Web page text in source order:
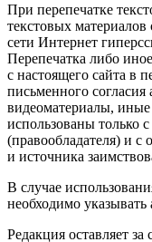
При перепечатке
текстовых материалов
сети Интернет
Перепечатка либо
с настоящего сайта в
письменного
видеоматериалы,
использованы только
(правообладателя) и с
и источника
В случае
необходимо указывать
Редакция оставляет